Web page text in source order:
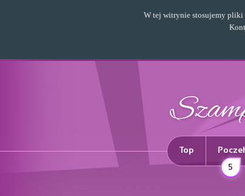
Top
5
W tej witrynie stosujemy pliki